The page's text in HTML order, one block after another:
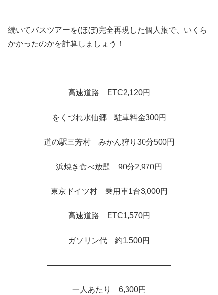
続いてバスツアーを(ほぼ)完全再現した個人旅で、いくら
かかったのかを計算しましょう！
高速道路 ETC2,120円
をくづれ水仙郷 駐車料金300円
道の駅三芳村 みかん狩り30分500円
浜焼き食べ放題 90分2,970円
東京ドイツ村 乗用車1台3,000円
高速道路 ETC1,570円
ガソリン代 約1,500円
――――――――――――――――
一人あたり 6,300円